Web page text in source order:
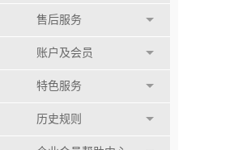
售后服务
账户及会员
特色服务
历史规则